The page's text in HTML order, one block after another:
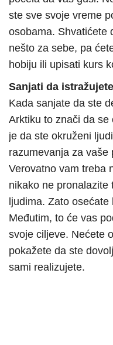
ste sve svoje vreme
osobama. Shvatićete
nešto za sebe, pa
hobiju ili upisati kurs
Sanjati da
Kada sanjate da ste
Arktiku to znači da
je da ste okruženi
razumevanja za vaše
Verovatno vam treba
nikako ne pronalazite
ljudima. Zato
Međutim, to će vas
svoje ciljeve. Nećete
pokažete da ste
sami realizujete.